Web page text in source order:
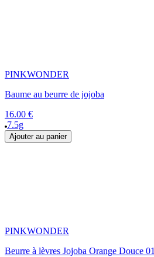
PINKWONDER
Baume au beurre de jojoba
16.00 €
7.5g
Ajouter au panier
PINKWONDER
Beurre à lèvres Jojoba Orange Douce 01